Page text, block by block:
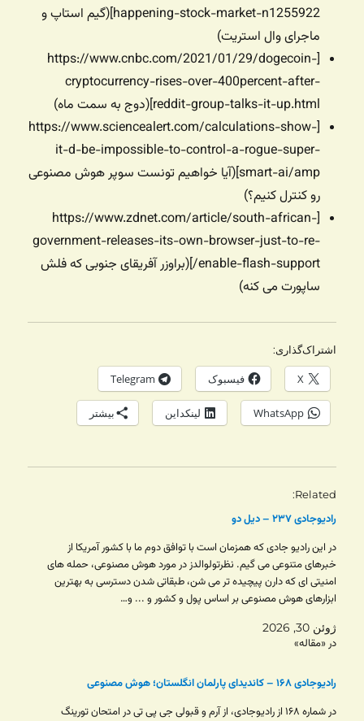
happening-stock-market-n1255922](گیم استاپ و
ماجرای وال استریت)
[https://www.cnbc.com/2021/01/29/dogecoin-
cryptocurrency-rises-over-400percent-after-
reddit-group-talks-it-up.html](دوج به سمت ماه)
[https://www.sciencealert.com/calculations-show-
it-d-be-impossible-to-control-a-rogue-super-
smart-ai/amp](آیا خواهیم تونست سوپر هوش مصنوعی
رو کنترل کنیم؟)
[https://www.zdnet.com/article/south-african-
government-releases-its-own-browser-just-to-re-
enable-flash-support/](براوزر آفریقای جنوبی که فلش
ساپورت می کنه)
اشتراک‌گذاری:
X فیسبوک Telegram
WhatsApp لینکداین بیشتر
Related
رادیوجادی ۲۳۷ – دیل دو
در این رادیو جادی که همزمان است با توافق دوم ما با کشور آمریکا از
خبرهای متنوعی می گیم. نظرتولوالدز در مورد هوش مصنوعی، حمله های
امنیتی ای که دارن پیچیده تر می شن، طبقاتی شدن دسترسی به بهترین
ابزارهای هوش مصنوعی بر اساس پول و کشور و ... و…
ژوئن 30, 2026
در «مقاله»
رادیوجادی ۱۶۸ – کاندیدای پارلمان انگلستان؛ هوش مصنوعی
در شماره ۱۶۸ از رادیوجادی، از آرم و قبولی جی پی تی در امتحان تورینگ